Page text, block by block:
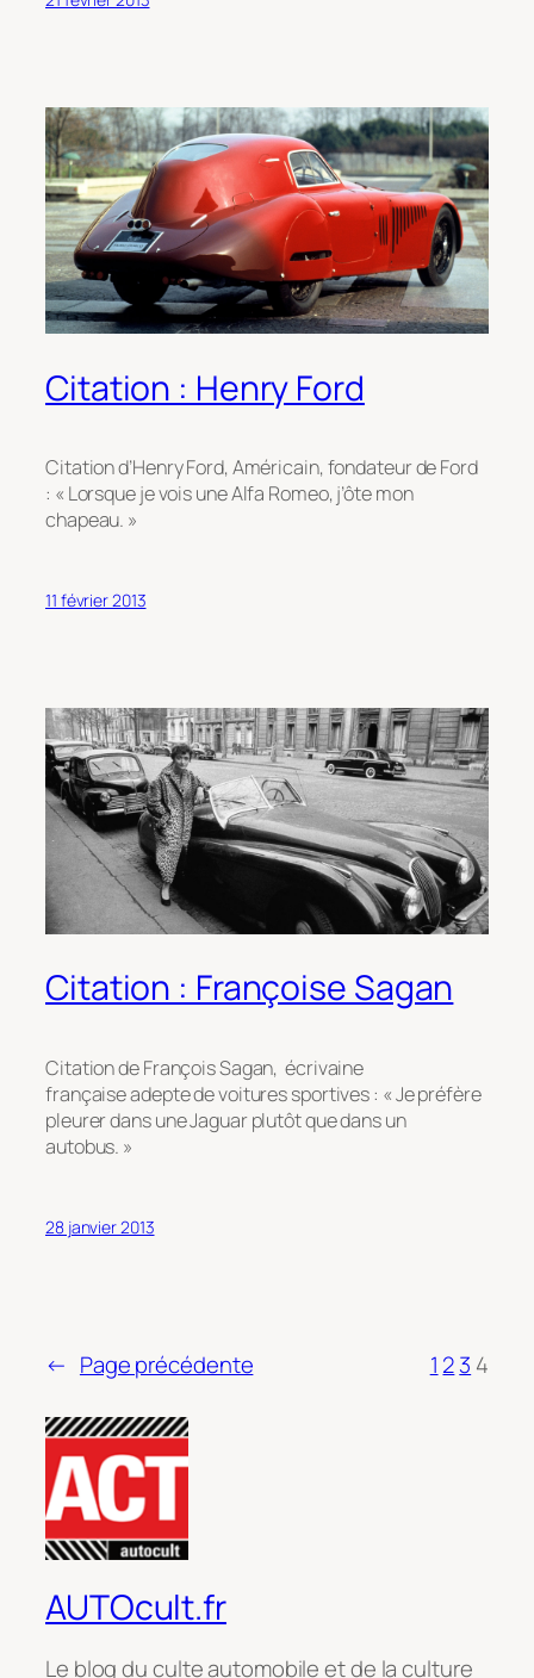
Citation : Henry Ford
Citation d’Henry Ford, Américain, fondateur de Ford
: « Lorsque je vois une Alfa Romeo, j’ôte mon
chapeau. »
11 février 2013
Citation : Françoise Sagan
Citation de François Sagan, écrivaine
française adepte de voitures sportives : « Je préfère
pleurer dans une Jaguar plutôt que dans un
autobus. »
28 janvier 2013
← Page précédente 1 23 4
AUTOcult.fr
Le blog du culte automobile et de la culture